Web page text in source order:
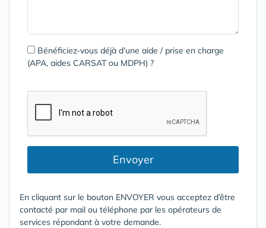
Bénéficiez-vous déjà d’une aide / prise en charge
(APA, aides CARSAT ou MDPH) ?
Envoyer
En cliquant sur le bouton ENVOYER vous acceptez d’être
contacté par mail ou téléphone par les opérateurs de
services répondant à votre demande.